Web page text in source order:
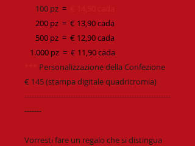
100 pz =
200 pz = € 13,90 cada
500 pz = € 12,90 cada
1.000 pz = € 11,90 cada
Personalizzazione della Confezione
€ 145 (stampa digitale quadricromia)
------------------------------------------------------------
-------
Vorresti fare un regalo che si distingua